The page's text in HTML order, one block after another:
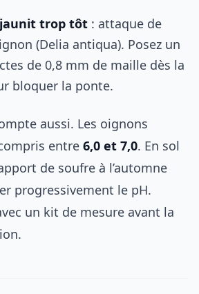
trop tôt : attaque de
(Delia antiqua). Posez un
de 0,8 mm de maille dès la
bloquer la ponte.
aussi. Les oignons
entre 6,0 et 7,0. En sol
de soufre à l’automne
progressivement le pH.
un kit de mesure avant la